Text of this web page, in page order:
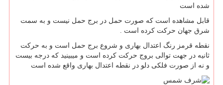
شده است
قابل مشاهده است که صورت حمل در برج حمل نیست و به سمت
شرق جهان حرکت کرده است .
نقطه قرمز رنگ اعتدال بهاری و شروع برج حمل است و به حرکت
ثانیه در جهت توالی بروج حرکت کرده است و میبینید که درجه بیست
و نه از صورت فلکی دلو در نقطه اعتدال بهاری واقع شده است